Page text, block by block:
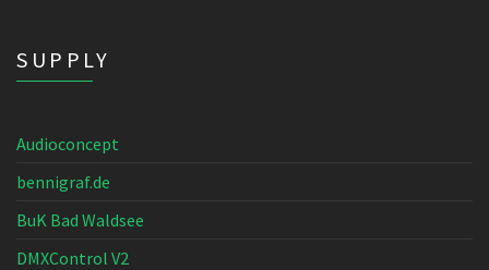
SUPPLY
Audioconcept
bennigraf.de
BuK Bad Waldsee
DMXControl V2